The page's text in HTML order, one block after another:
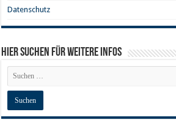
Datenschutz
Hier Suchen für weitere Infos